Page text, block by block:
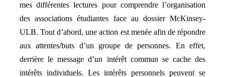
mes différentes lectures pour comprendre l’organisation
des associations étudiantes face au dossier McKinsey-
ULB. Tout d’abord, une action est menée afin de répondre
aux attentes/buts d’un groupe de personnes. En effet,
derrière le message d’un intérêt commun se cache des
intérêts individuels. Les intérêts personnels peuvent se